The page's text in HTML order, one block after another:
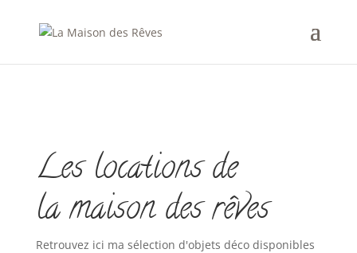
Les locations de
la maison des rêves
Retrouvez ici ma sélection d'objets déco disponibles